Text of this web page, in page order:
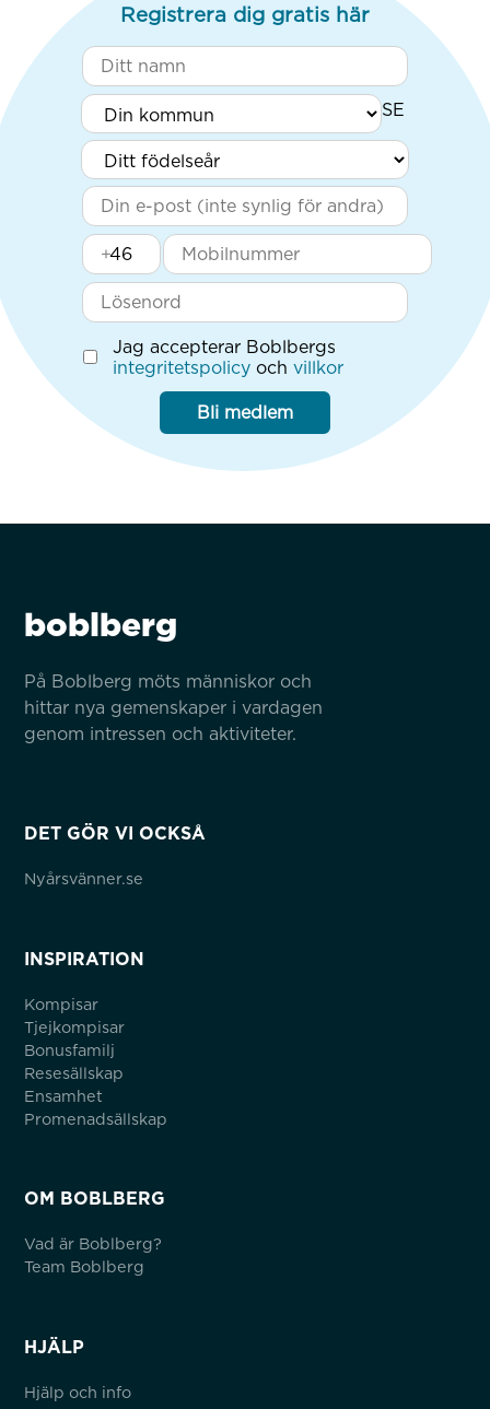
Registrera dig gratis här
+
Jag accepterar Boblbergs
integritetspolicy och villkor
Bli medlem
boblberg
På Boblberg möts människor och
hittar nya gemenskaper i vardagen
genom intressen och aktiviteter.
DET GÖR VI OCKSÅ
Nyårsvänner.se
INSPIRATION
Kompisar
Tjejkompisar
Bonusfamilj
Resesällskap
Ensamhet
Promenadsällskap
OM BOBLBERG
Vad är Boblberg?
Team Boblberg
HJÄLP
Hjälp och info